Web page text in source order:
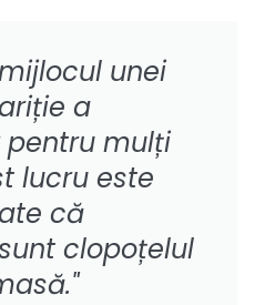
unei
a
pentru mulți
lucru este
că
clopoțelul